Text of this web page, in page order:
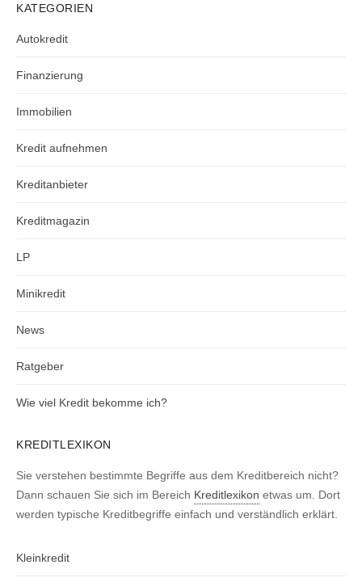
KATEGORIEN
Autokredit
Finanzierung
Immobilien
Kredit aufnehmen
Kreditanbieter
Kreditmagazin
LP
Minikredit
News
Ratgeber
Wie viel Kredit bekomme ich?
KREDITLEXIKON
Sie verstehen bestimmte Begriffe aus dem Kreditbereich nicht?
Dann schauen Sie sich im Bereich Kreditlexikon etwas um. Dort
werden typische Kreditbegriffe einfach und verständlich erklärt.
Kleinkredit